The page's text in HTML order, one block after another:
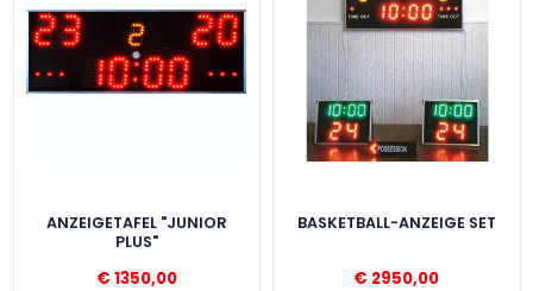
ANZEIGETAFEL "JUNIOR
PLUS"
€ 1350,00
BASKETBALL-ANZEIGE SET
€ 2950,00